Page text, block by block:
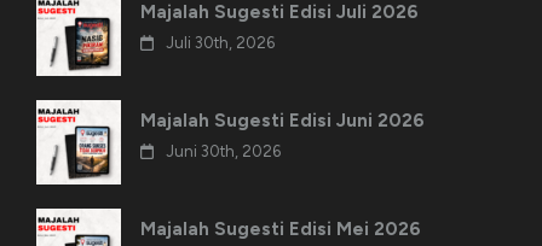
Majalah Sugesti Edisi Juli 2026
Juli 30th, 2026
Majalah Sugesti Edisi Juni 2026
Juni 30th, 2026
Majalah Sugesti Edisi Mei 2026